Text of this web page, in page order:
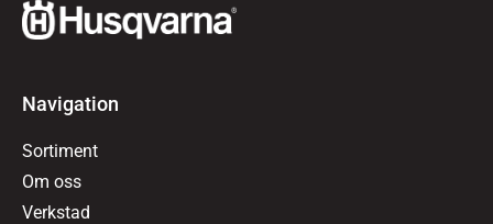
Navigation
Sortiment
Om oss
Verkstad